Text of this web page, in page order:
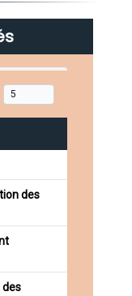
des
des